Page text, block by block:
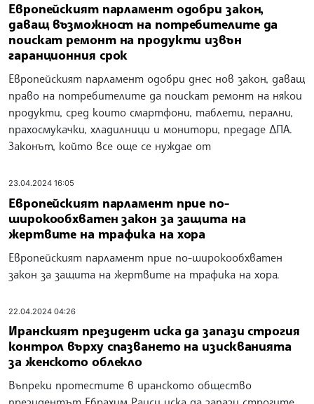
Европейският парламент одобри закон,
даващ възможност на потребителите да
поискат ремонт на продукти извън
гаранционния срок
Европейският парламент одобри днес нов закон, даващ
право на потребителите да поискат ремонт на някои
продукти, сред които смартфони, таблети, перални,
прахосмукачки, хладилници и монитори, предаде ДПА.
Законът, който все още се нуждае от
23.04.2024 16:05
Европейският парламент прие по-
широкообхватен закон за защита на
жертвите на трафика на хора
Европейският парламент прие по-широкообхватен
закон за защита на жертвите на трафика на хора.
22.04.2024 04:26
Иранският президент иска да запази строгия
контрол върху спазването на изискванията
за женското облекло
Въпреки протестите в иранското общество